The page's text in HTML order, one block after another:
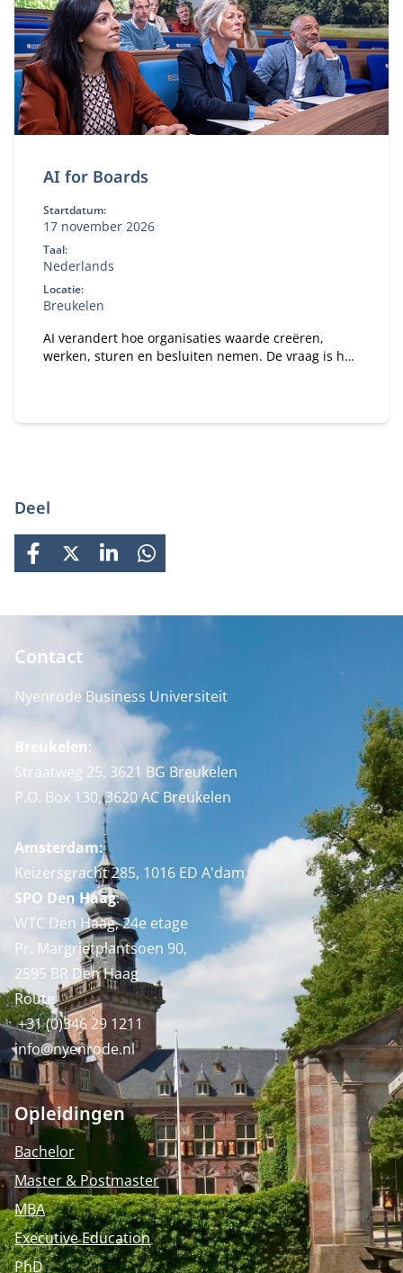
AI for Boards
Startdatum:
17 november 2026
Taal:
Nederlands
Locatie:
Breukelen
AI verandert hoe organisaties waarde creëren,
werken, sturen en besluiten nemen. De vraag is hoe
toezichthouder.
Deel
FACEBOOK
X LINKEDINWHATSAPP
Contact
Nyenrode Business Universiteit
Breukelen:
Straatweg 25, 3621 BG Breukelen
P.O. Box 130, 3620 AC Breukelen
Amsterdam:
Keizersgracht 285, 1016 ED A'dam
SPO Den Haag:
WTC Den Haag, 24e etage
Pr. Margrietplantsoen 90,
2595 BR Den Haag
Route
+31 (0)346 29 1211
info@nyenrode.nl
Opleidingen
Bachelor
Master & Postmaster
MBA
Executive Education
PhD